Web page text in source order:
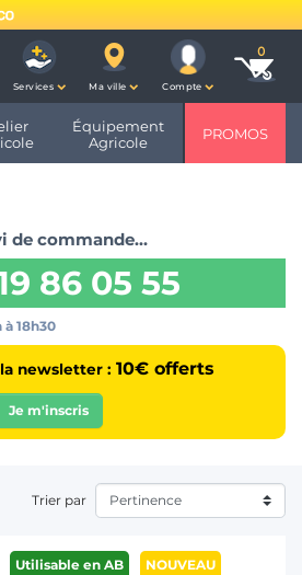
Services Ma ville Compte
Équipement
Agricole
PROMOS
de commande…
86 05 55
à 18h30
newsletter : 10€ offerts
Je m'inscris
Trier par
Utilisable en AB NOUVEAU